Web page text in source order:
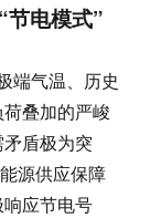
节电模式”
端气温、历史
叠加的严峻
盾极为突
源供应保障
应节电号